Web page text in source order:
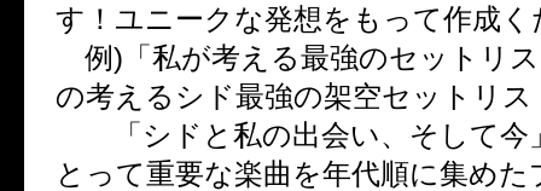
す！ユニークな発想をもって作成く
例)「私が考える最強のセットリ
の考えるシド最強の架空セットリス
「シドと私の出会い、そして今
とって重要な楽曲を年代順に集め